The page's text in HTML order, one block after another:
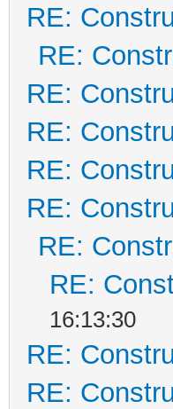
RE:
RE:
RE:
RE:
RE:
RE:
RE:
RE:
16:13:30
RE:
RE: